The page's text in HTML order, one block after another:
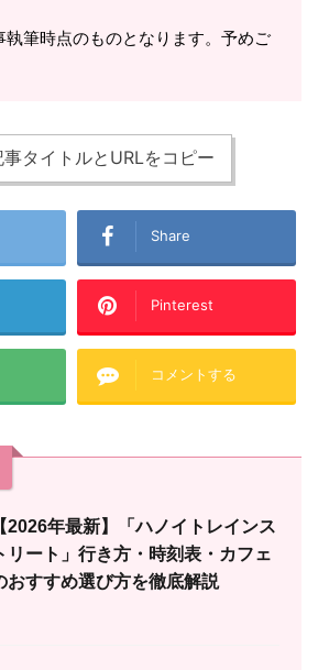
筆時点のものとなります。予めご
事タイトルとURLをコピー
Share
Pinterest
コメントする
【2026年最新】「ハノイトレインス
リート」行き方・時刻表・カフェ
おすすめ選び方を徹底解説